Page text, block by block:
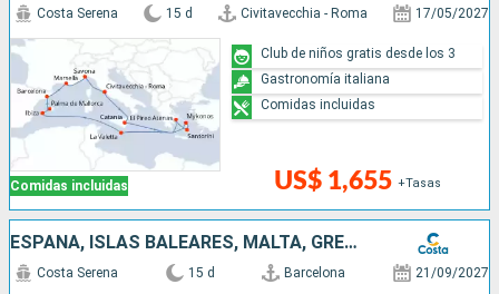
Comidas incluidas
Costa Serena 15 d Civitavecchia - Roma 17/05/2027
US$ 1,655 +Tasas
Club de niños gratis desde los 3
Gastronomía italiana
Comidas incluidas
ESPAÑA, ISLAS BALEARES, MALTA, GRECIA, ITALIA
Costa Serena 15 d Barcelona 21/09/2027